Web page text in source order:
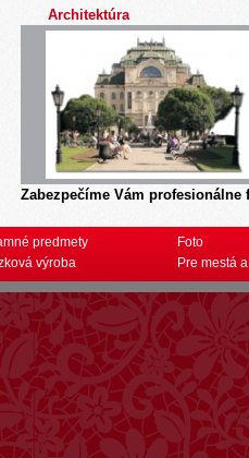
Architektúra
Zabezpečíme Vám
predmety
výroba
Foto
Pre mestá